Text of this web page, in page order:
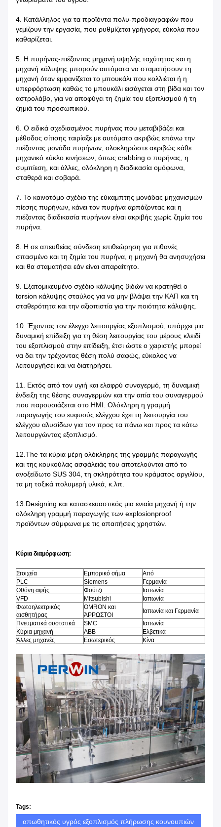
4. Κατάλληλος για τα προϊόντα πολυ-προδιαγραφών που
γεμίζουν την εργασία, που ρυθμίζεται γρήγορα, εύκολα που
καθαρίζεται.
5. Η πυρήνας-πιέζοντας μηχανή υψηλής ταχύτητας και η
μηχανή κάλυψης μπορούν αυτόματα να σταματήσουν τη
μηχανή όταν εμφανίζεται το μπουκάλι που κολλιέται ή η
υπερφόρτωση καθώς το μπουκάλι εισάγεται στη βίδα και τον
αστρολάβο, για να αποφύγει τη ζημία του εξοπλισμού ή τη
ζημιά του προσωπικού.
6. Ο ειδικά σχεδιασμένος πυρήνας που μεταβιβάζει και
μέθοδος σίτισης ταιρίαξε με αυτόματο ακριβώς επάνω την
πιέζοντας μονάδα πυρήνων, ολοκληρώστε ακριβώς κάθε
μηχανικό κύκλο κινήσεων, όπως crabbing ο πυρήνας, η
συμπίεση, και άλλες, ολόκληρη η διαδικασία ομόφωνα,
σταθερά και σοβαρά.
7. Το καινοτόμο σχέδιο της εύκαμπτης μονάδας μηχανισμών
πίεσης πυρήνων, κάνει τον πυρήνα αρπάζοντας και η
πιέζοντας διαδικασία πυρήνων είναι ακριβής χωρίς ζημία του
πυρήνα.
8. Η σε απευθείας σύνδεση επιθεώρηση για πιθανές
σπασμένο και τη ζημία του πυρήνα, η μηχανή θα ανησυχήσει
και θα σταματήσει εάν είναι απαραίτητο.
9. Εξατομικευμένο σχέδιο κάλυψης βιδών να κρατηθεί ο
torsion κάλυψης σταύλος για να μην βλάψει την ΚΑΠ και τη
σταθερότητα και την αξιοπιστία για την ποιότητα κάλυψης.
10. Έχοντας τον έλεγχο λειτουργίας εξοπλισμού, υπάρχει μια
δυναμική επίδειξη για τη θέση λειτουργίας του μέρους κλειδί
του εξοπλισμού στην επίδειξη, έτσι ώστε ο χειριστής μπορεί
να δει την τρέχοντας θέση πολύ σαφώς, εύκολος να
λειτουργήσει και να διατηρήσει.
11. Εκτός από τον υγιή και ελαφρύ συναγερμό, τη δυναμική
ένδειξη της θέσης συναγερμών και την αιτία του συναγερμού
που παρουσιάζεται στο HMI. Ολόκληρη η γραμμή
παραγωγής του ευφυούς ελέγχου έχει τη λειτουργία του
ελέγχου αλυσίδων για τον προς τα πάνω και προς τα κάτω
λειτουργώντας εξοπλισμό.
12.The τα κύρια μέρη ολόκληρης της γραμμής παραγωγής
και της κουκούλας ασφάλειάς του αποτελούνται από το
ανοξείδωτο SUS 304, τη σκληρότητα του κράματος αργιλίου,
τα μη τοξικά πολυμερή υλικά, κ.λπ.
13.Designing και κατασκευαστικός μια ενιαία μηχανή ή την
ολόκληρη γραμμή παραγωγής των explosionproof
προϊόντων σύμφωνα με τις απαιτήσεις χρηστών.
Κύρια διαμόρφωση:
Στοιχεία Εμπορικό σήμα
Από
PLC
Siemens
Γερμανία
Οθόνη αφής
Φούτζι
Ιαπωνία
VFD
Mitsubishi
Ιαπωνία
Φωτοηλεκτρικός
αισθητήρας
OMRON και
ΆΡΡΩΣΤΟΙ
Ιαπωνία και Γερμανία
Πνευματικά συστατικά
SMC
Ιαπωνία
Κύρια μηχανή
ABB
Ελβετικά
Άλλες μηχανές
Εσωτερικός Κίνα
Tags:
απωθητικός υγρός εξοπλισμός πλήρωσης κουνουπιών